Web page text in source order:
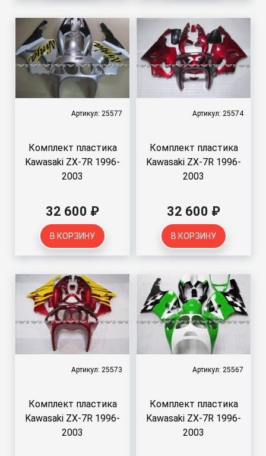
Артикул: 25577
Комплект пластика
Kawasaki ZX-7R 1996-
2003
32 600 ₽
В КОРЗИНУ
Артикул: 25574
Комплект пластика
Kawasaki ZX-7R 1996-
2003
32 600 ₽
В КОРЗИНУ
Артикул: 25573
Комплект пластика
Kawasaki ZX-7R 1996-
2003
Артикул: 25567
Комплект пластика
Kawasaki ZX-7R 1996-
2003